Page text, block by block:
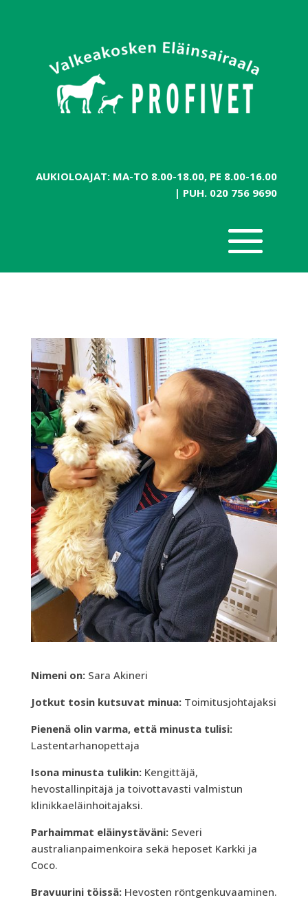
AUKIOLOAJAT: MA-TO 8.00-18.00, PE 8.00-16.00
| PUH. 020 756 9690
Nimeni on: Sara Akineri
Jotkut tosin kutsuvat minua: Toimitusjohtajaksi
Pienenä olin varma, että minusta tulisi:
Lastentarhanopettaja
Isona minusta tulikin: Kengittäjä,
hevostallinpitäjä ja toivottavasti valmistun
klinikkaeläinhoitajaksi.
Parhaimmat eläinystäväni: Severi
australianpaimenkoira sekä heposet Karkki ja
Coco.
Bravuurini töissä: Hevosten röntgenkuvaaminen.